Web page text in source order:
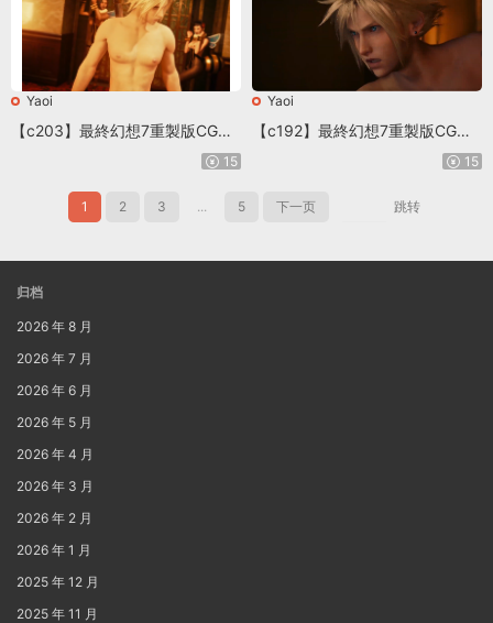
Yaoi
【c203】最終幻想7重製版CG電
15
Yaoi
【c192】最終幻想7重製版CG電
15
1 2 3 ... 5 下一页 跳转
归档
2026 年 8 月
2026 年 7 月
2026 年 6 月
2026 年 5 月
2026 年 4 月
2026 年 3 月
2026 年 2 月
2026 年 1 月
2025 年 12 月
2025 年 11 月